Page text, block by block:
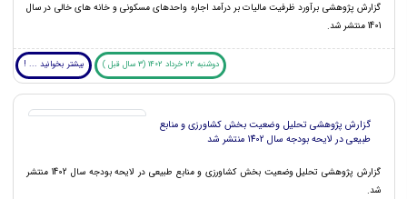
گزارش پژوهشی برآورد ظرفیت مالیات بر درآمد اجاره واحدهای مسکونی و خانه های خالی در سال
1401 منتشر شد.
دوشنبه 22 خرداد 1402 (3 سال قبل ) بیشتر بخوانید ... !
گزارش پژوهشی تحلیل وضعیت بخش کشاورزی و منابع
طبیعی در لایحه بودجه سال 1402 منتشر شد
گزارش پژوهشی تحلیل وضعیت بخش کشاورزی و منابع طبیعی در لایحه بودجه سال 1402 منتشر
شد.